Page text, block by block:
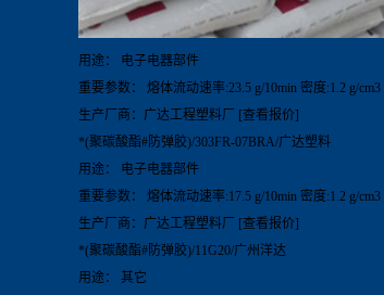
用途： 电子电器部件
重要参数： 熔体流动速率:23.5 g/10min 密度:1.2 g/
生产厂商：广达工程塑料厂 [查看报价]
*(聚碳酸酯#防弹胶)/303FR-07BRA/广达塑料
用途： 电子电器部件
重要参数： 熔体流动速率:17.5 g/10min 密度:1.2 g/
生产厂商：广达工程塑料厂 [查看报价]
*(聚碳酸酯#防弹胶)/11G20/广州洋达
用途： 其它